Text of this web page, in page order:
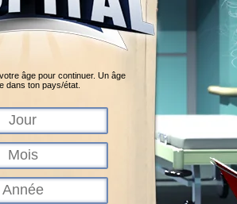
âge pour continuer. Un âge
dans ton pays/état.